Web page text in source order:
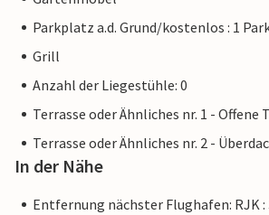
Parkplatz a.d. Grund/kostenlos : 1
Grill
Anzahl der Liegestühle: 0
Terrasse oder Ähnliches nr. 1 - Offene
Terrasse oder Ähnliches nr. 2 -
In der Nähe
Entfernung nächster Flughafen: RJK :